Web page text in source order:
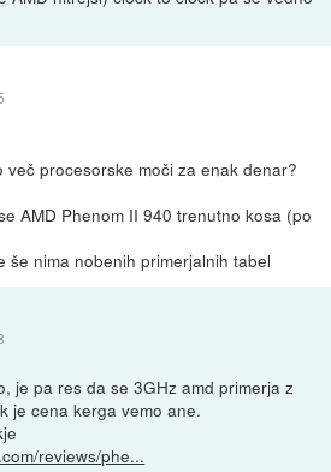
več procesorske moči za enak denar?
AMD Phenom II 940 trenutno kosa (po
še nima nobenih primerjalnih tabel
je pa res da se 3GHz amd primerja z
je cena kerga vemo ane.
reviews/phe...